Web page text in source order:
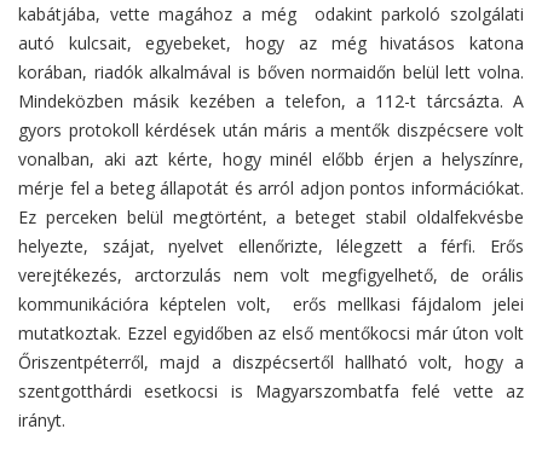
kabátjába, vette magához a még odakint parkoló szolgálati
autó kulcsait, egyebeket, hogy az még hivatásos katona
korában, riadók alkalmával is bőven normaidőn belül lett volna.
Mindeközben másik kezében a telefon, a 112-t tárcsázta. A
gyors protokoll kérdések után máris a mentők diszpécsere volt
vonalban, aki azt kérte, hogy minél előbb érjen a helyszínre,
mérje fel a beteg állapotát és arról adjon pontos információkat.
Ez perceken belül megtörtént, a beteget stabil oldalfekvésbe
helyezte, szájat, nyelvet ellenőrizte, lélegzett a férfi. Erős
verejtékezés, arctorzulás nem volt megfigyelhető, de orális
kommunikációra képtelen volt, erős mellkasi fájdalom jelei
mutatkoztak. Ezzel egyidőben az első mentőkocsi már úton volt
Őriszentpéterről, majd a diszpécsertől hallható volt, hogy a
szentgotthárdi esetkocsi is Magyarszombatfa felé vette az
irányt.